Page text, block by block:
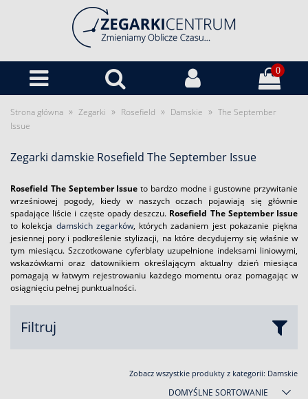
0
Strona główna » Zegarki » Rosefield » Damskie » The September
Issue
Zegarki damskie Rosefield The September Issue
Rosefield The September Issue to bardzo modne i gustowne przywitanie
wrześniowej pogody, kiedy w naszych oczach pojawiają się głównie
spadające liście i częste opady deszczu. Rosefield The September Issue
to kolekcja damskich zegarków, których zadaniem jest pokazanie piękna
jesiennej pory i podkreślenie stylizacji, na które decydujemy się właśnie w
tym miesiącu. Szczotkowane cyferblaty uzupełnione indeksami liniowymi,
wskazówkami oraz datownikiem określającym aktualny dzień miesiąca
pomagają w łatwym rejestrowaniu każdego momentu oraz pomagając w
osiągnięciu pełnej punktualności.
Filtruj
Zobacz wszystkie produkty z kategorii: Damskie
DOMYŚLNE SORTOWANIE